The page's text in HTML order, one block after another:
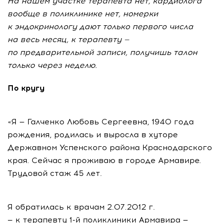
вообще в поликлинике нет, номерки
к эндокринологу дают только первого числа
на весь месяц, к терапевту —
по предварительной записи, получишь талон
только через неделю.
По кругу
«Я — Галченко Любовь Сергеевна, 1940 года
рождения, родилась и выросла в хуторе
Державном Успенского района Краснодарского
края. Сейчас я проживаю в городе Армавире.
Трудовой стаж 45 лет.
Я обратилась к врачам 2.07.2012 г.
— к терапевту 1-й поликлиники Армавира —